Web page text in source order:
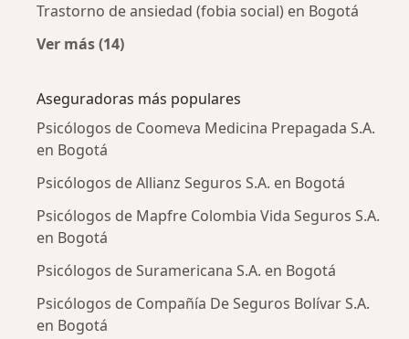
Trastorno de ansiedad (fobia social) en Bogotá
Ver más (14)
Aseguradoras más populares
Psicólogos de Coomeva Medicina Prepagada S.A.
en Bogotá
Psicólogos de Allianz Seguros S.A. en Bogotá
Psicólogos de Mapfre Colombia Vida Seguros S.A.
en Bogotá
Psicólogos de Suramericana S.A. en Bogotá
Psicólogos de Compañía De Seguros Bolívar S.A.
en Bogotá